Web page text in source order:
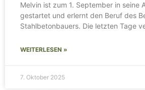
Melvin ist zum 1. September in seine
gestartet und erlernt den Beruf des
Stahlbetonbauers. Die letzten Tage
WEITERLESEN »
7. Oktober 2025